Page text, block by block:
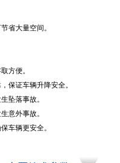
省大量空间。
方便。
保证车辆升降安全。
坠落事故。
意外事故。
车辆更安全。